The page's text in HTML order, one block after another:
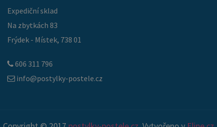
Expediční sklad
Na zbytkách 83
Frýdek - Místek, 738 01
606 311 796
info@postylky-postele.cz